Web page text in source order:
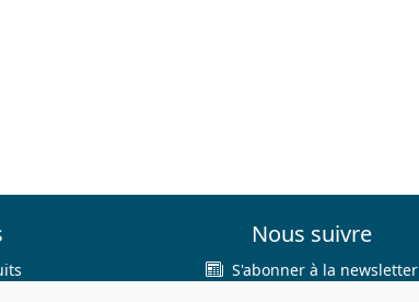
Nous suivre
S'abonner à la newsletter